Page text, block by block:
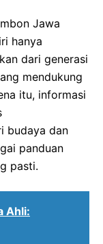
Jawa
hanya
dari generasi
mendukung
itu, informasi
budaya dan
panduan
pasti.
Ahli: